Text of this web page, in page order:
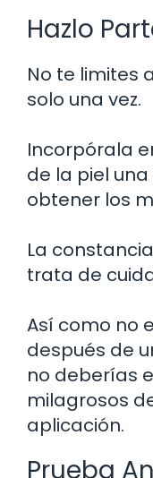
Hazlo
No te limites
solo una vez.
Incorpórala
de la piel
obtener los
La
trata de
Así como no
después de
no deberías
milagrosos
aplicación.
Prueba